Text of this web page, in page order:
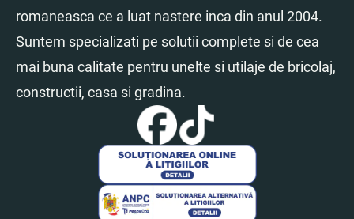
romaneasca ce a luat nastere inca din anul 2004.
Suntem specializati pe solutii complete si de cea
mai buna calitate pentru unelte si utilaje de bricolaj,
constructii, casa si gradina.